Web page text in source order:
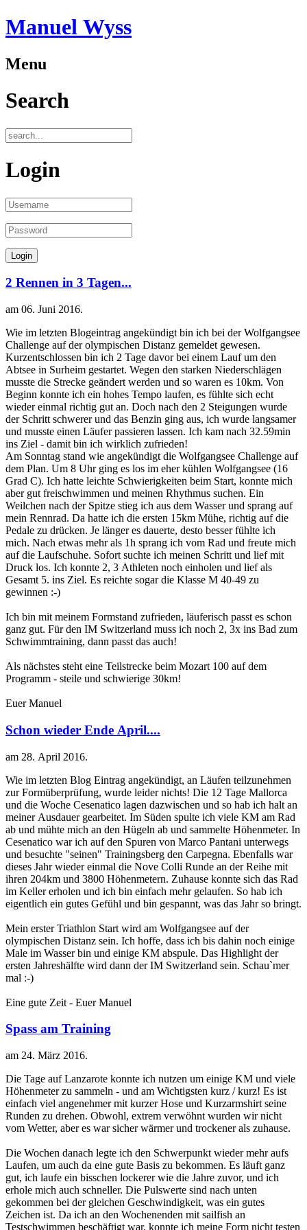
Manuel Wyss
Menu
Search
Login
2 Rennen in 3 Tagen...
am 06. Juni 2016.
Wie im letzten Blogeintrag angekündigt bin ich bei der Wolfgangsee
Challenge auf der olympischen Distanz gemeldet gewesen.
Kurzentschlossen bin ich 2 Tage davor bei einem Lauf um den
Abtsee in Surheim gestartet. Wegen den starken Niederschlägen
musste die Strecke geändert werden und so waren es 10km. Von
Beginn konnte ich ein hohes Tempo laufen, es fühlte sich echt
wieder einmal richtig gut an. Doch nach den 2 Steigungen wurde
der Schritt schwerer und das Benzin ging aus, ich wurde langsamer
und musste einen Läufer passieren lassen. Ich kam nach 32.59min
ins Ziel - damit bin ich wirklich zufrieden!
Am Sonntag stand wie angekündigt die Wolfgangsee Challenge auf
dem Plan. Um 8 Uhr ging es los im eher kühlen Wolfgangsee (16
Grad C). Ich hatte leichte Schwierigkeiten beim Start, konnte mich
aber gut freischwimmen und meinen Rhythmus suchen. Ein
Weilchen nach der Spitze stieg ich aus dem Wasser und sprang auf
mein Rennrad. Da hatte ich die ersten 15km Mühe, richtig auf die
Pedale zu drücken. Je länger es dauerte, desto besser fühlte ich
mich. Nach etwas mehr als 1h sprang ich vom Rad und freute mich
auf die Laufschuhe. Sofort suchte ich meinen Schritt und lief mit
Druck los. Ich konnte 2, 3 Athleten noch einholen und lief als
Gesamt 5. ins Ziel. Es reichte sogar die Klasse M 40-49 zu
gewinnen :-)
Ich bin mit meinem Formstand zufrieden, läuferisch passt es schon
ganz gut. Für den IM Switzerland muss ich noch 2, 3x ins Bad zum
Schwimmtraining, dann passt das auch!
Als nächstes steht eine Teilstrecke beim Mozart 100 auf dem
Programm - steile und schwierige 30km!
Euer Manuel
Schon wieder Ende April....
am 28. April 2016.
Wie im letzten Blog Eintrag angekündigt, an Läufen teilzunehmen
zur Formüberprüfung, wurde leider nichts! Die 12 Tage Mallorca
und die Woche Cesenatico lagen dazwischen und so hab ich halt an
meiner Ausdauer gearbeitet. Im Süden spulte ich viele KM am Rad
ab und mühte mich an den Hügeln ab und sammelte Höhenmeter. In
Cesenatico war ich auf den Spuren von Marco Pantani unterwegs
und besuchte "seinen" Trainingsberg den Carpegna. Ebenfalls war
dieses Jahr wieder einmal die Nove Colli Runde an der Reihe mit
ihren 204km und 3800 Höhenmetern. Zuhause konnte sich das Rad
im Keller erholen und ich bin einfach mehr gelaufen. So hab ich
eigentlich ein gutes Gefühl und bin gespannt, was das Jahr so bringt.
Mein erster Triathlon Start wird am Wolfgangsee auf der
olympischen Distanz sein. Ich hoffe, dass ich bis dahin noch einige
Male im Wasser bin und einige KM abspule. Das Highlight der
ersten Jahreshälfte wird dann der IM Switzerland sein. Schau`mer
mal :-)
Eine gute Zeit - Euer Manuel
Spass am Training
am 24. März 2016.
Die Tage auf Lanzarote konnte ich nutzen um einige KM und viele
Höhenmeter zu sammeln - und am Wichtigsten kurz / kurz! Es ist
einfach viel angenehmer mit kurzer Hose und Kurzarmshirt seine
Runden zu drehen. Obwohl, extrem verwöhnt wurden wir nicht
vom Wetter, aber es war sicher wärmer und trockener als zuhause.
Die Wochen danach legte ich den Schwerpunkt wieder mehr aufs
Laufen, um auch da eine gute Basis zu bekommen. Es läuft ganz
gut, ich laufe ein bisschen lockerer wie die Jahre zuvor, und ich
erhole mich auch schneller. Die Pulswerte sind nach unten
gekommen bei der gleichen Geschwindigkeit, was ein gutes
Zeichen ist. Da ich an den Wochenenden mit sailfish an
Testschwimmen beschäftigt war, konnte ich meine Form nicht testen